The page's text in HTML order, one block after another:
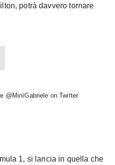
potrà davvero tornare
@MinìGabriele on Twitter
1, si lancia in quella che